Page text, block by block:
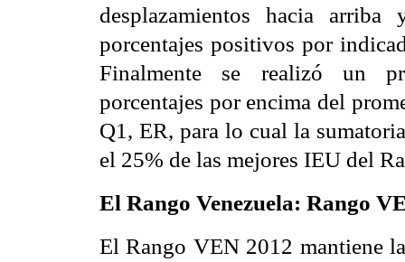
desplazamientos hacia
porcentajes positivos por
Finalmente se realizó un
porcentajes por encima del
Q1, ER, para lo cual la
el 25% de las mejores IEU del
El Rango Venezuela: Rango
El Rango VEN 2012 mantiene